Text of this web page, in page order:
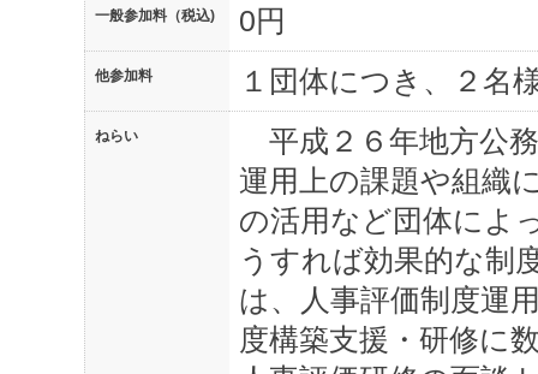
一般参加料（税込) 0円
他参加料 １団体につき、２名
ねらい
平成２６年地方公
運用上の課題や組織
の活用など団体によ
うすれば効果的な制
は、人事評価制度運
度構築支援・研修に